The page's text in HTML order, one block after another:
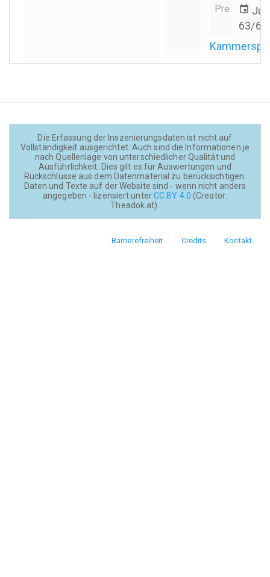
Premiere
event
63/64
Die Erfassung der Inszenierungsdaten ist nicht auf
Vollständigkeit ausgerichtet. Auch sind die Informationen je
nach Quellenlage von unterschiedlicher Qualität und
Ausführlichkeit. Dies gilt es für Auswertungen und
Rückschlüsse aus dem Datenmaterial zu berücksichtigen.
Daten und Texte auf der Website sind - wenn nicht anders
angegeben - lizensiert unterCC BY 4.0 (Creator:
Theadok.at).
Barrierefreiheit Credits Kontakt